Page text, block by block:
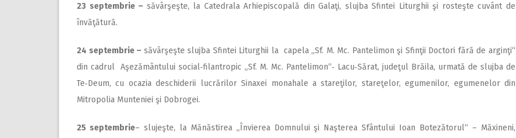
23 septembrie – săvârşeşte, la Catedrala Arhiepiscopală din Galaţi, slujba Sfintei Liturghii şi rosteşte cuvânt de
învăţătură.
24 septembrie – săvârşeşte slujba Sfintei Liturghii la capela „Sf. M. Mc. Pantelimon şi Sfinţii Doctori fără de arginţi“
din cadrul Aşezământului social‑filantropic „Sf. M. Mc. Pantelimon“‑ Lacu‑Sărat, judeţul Brăila, urmată de slujba de
Te‑Deum, cu ocazia deschiderii lucrărilor Sinaxei monahale a stareţilor, stareţelor, egumenilor, egumenelor din
Mitropolia Munteniei şi Dobrogei.
25 septembrie– slujeşte, la Mănăstirea „Învierea Domnului şi Naşterea Sfântului Ioan Botezătorul“ – Măxineni,